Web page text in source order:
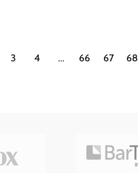
3 4 … 66 67 68